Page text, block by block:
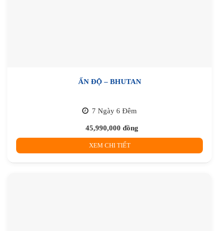
ẤN ĐỘ – BHUTAN
7 Ngày 6 Đêm
45,990,000 đồng
XEM CHI TIẾT